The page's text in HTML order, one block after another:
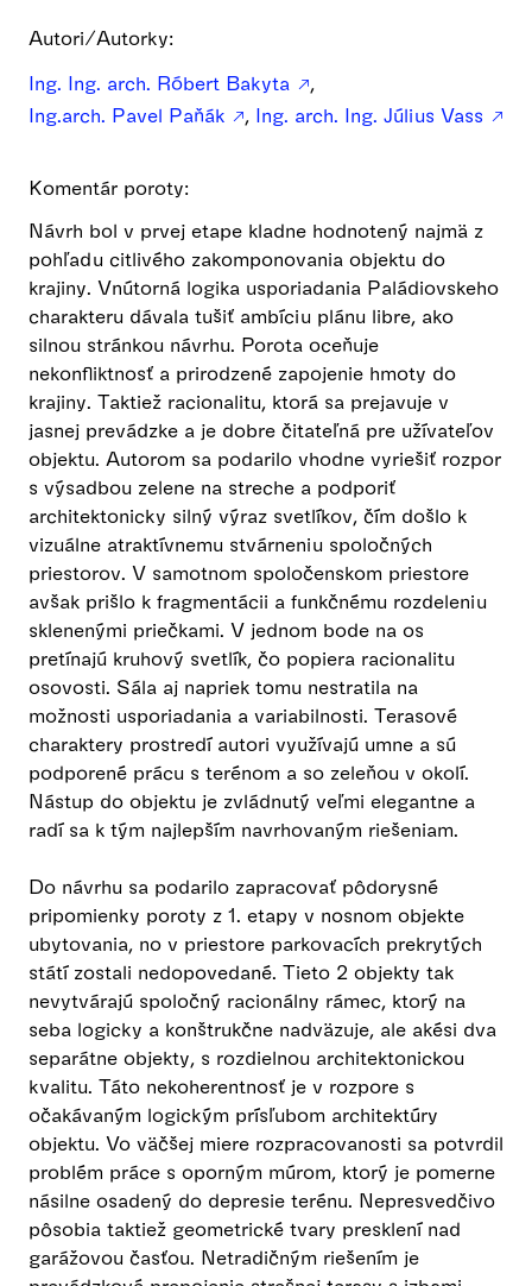
Autori/Autorky:
Ing. Ing. arch. Róbert Bakyta
Ing.arch. Pavel Paňák
Ing. arch. Ing. Július Vass
Komentár poroty:
Návrh bol v prvej etape kladne hodnotený najmä z
pohľadu citlivého zakomponovania objektu do
krajiny. Vnútorná logika usporiadania Paládiovskeho
charakteru dávala tušiť ambíciu plánu libre, ako
silnou stránkou návrhu. Porota oceňuje
nekonfliktnosť a prirodzené zapojenie hmoty do
krajiny. Taktiež racionalitu, ktorá sa prejavuje v
jasnej prevádzke a je dobre čitateľná pre užívateľov
objektu. Autorom sa podarilo vhodne vyriešiť rozpor
s výsadbou zelene na streche a podporiť
architektonicky silný výraz svetlíkov, čím došlo k
vizuálne atraktívnemu stvárneniu spoločných
priestorov. V samotnom spoločenskom priestore
avšak prišlo k fragmentácii a funkčnému rozdeleniu
sklenenými priečkami. V jednom bode na os
pretínajú kruhový svetlík, čo popiera racionalitu
osovosti. Sála aj napriek tomu nestratila na
možnosti usporiadania a variabilnosti. Terasové
charaktery prostredí autori využívajú umne a sú
podporené prácu s terénom a so zeleňou v okolí.
Nástup do objektu je zvládnutý veľmi elegantne a
radí sa k tým najlepším navrhovaným riešeniam.
Do návrhu sa podarilo zapracovať pôdorysné
pripomienky poroty z 1. etapy v nosnom objekte
ubytovania, no v priestore parkovacích prekrytých
státí zostali nedopovedané. Tieto 2 objekty tak
nevytvárajú spoločný racionálny rámec, ktorý na
seba logicky a konštrukčne nadväzuje, ale akési dva
separátne objekty, s rozdielnou architektonickou
kvalitu. Táto nekoherentnosť je v rozpore s
očakávaným logickým prísľubom architektúry
objektu. Vo väčšej miere rozpracovanosti sa potvrdil
problém práce s oporným múrom, ktorý je pomerne
násilne osadený do depresie terénu. Nepresvedčivo
pôsobia taktiež geometrické tvary presklení nad
garážovou časťou. Netradičným riešením je